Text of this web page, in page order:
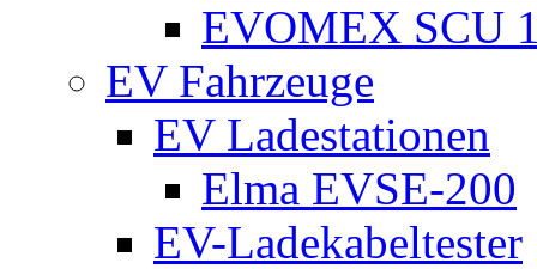
EVOMEX SCU
EV Fahrzeuge
EV Ladestationen
Elma EVSE-200
EV-Ladekabeltester